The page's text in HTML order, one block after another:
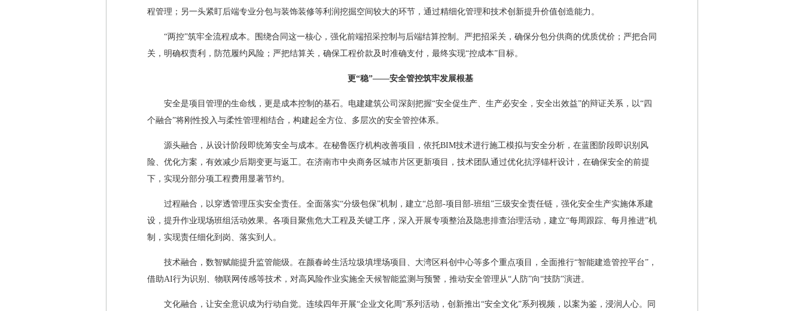
程管理；另一头紧盯后端专业分包与装饰装修等利润挖掘空间较大的环节，通过精细化管理和技术创新提升价值创造能力。
“两控”筑牢全流程成本。围绕合同这一核心，强化前端招采控制与后端结算控制。严把招采关，确保分包分供商的优质优价；严把合同
关，明确权责利，防范履约风险；严把结算关，确保工程价款及时准确支付，最终实现“控成本”目标。
更“稳”——安全管控筑牢发展根基
安全是项目管理的生命线，更是成本控制的基石。电建建筑公司深刻把握“安全促生产、生产必安全，安全出效益”的辩证关系，以“四
个融合”将刚性投入与柔性管理相结合，构建起全方位、多层次的安全管控体系。
源头融合，从设计阶段即统筹安全与成本。在秘鲁医疗机构改善项目，依托BIM技术进行施工模拟与安全分析，在蓝图阶段即识别风
险、优化方案，有效减少后期变更与返工。在济南市中央商务区城市片区更新项目，技术团队通过优化抗浮锚杆设计，在确保安全的前提
下，实现分部分项工程费用显著节约。
过程融合，以穿透管理压实安全责任。全面落实“分级包保”机制，建立“总部-项目部-班组”三级安全责任链，强化安全生产实施体系建
设，提升作业现场班组活动效果。各项目聚焦危大工程及关键工序，深入开展专项整治及隐患排查治理活动，建立“每周跟踪、每月推进”机
制，实现责任细化到岗、落实到人。
技术融合，数智赋能提升监管能级。在颜春岭生活垃圾填埋场项目、大湾区科创中心等多个重点项目，全面推行“智能建造管控平台”，
借助AI行为识别、物联网传感等技术，对高风险作业实施全天候智能监测与预警，推动安全管理从“人防”向“技防”演进。
文化融合，让安全意识成为行动自觉。连续四年开展“企业文化周”系列活动，创新推出“安全文化”系列视频，以案为鉴，浸润人心。同